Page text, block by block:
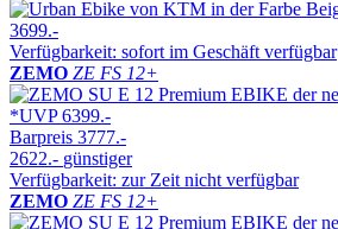
3699.-
Verfügbarkeit: sofort im Geschäft verfügbar
ZEMO ZE FS 12+
*UVP6399.-
Barpreis 3777.-
2622.- günstiger
Verfügbarkeit: zur Zeit nicht verfügbar
ZEMO ZE FS 12+